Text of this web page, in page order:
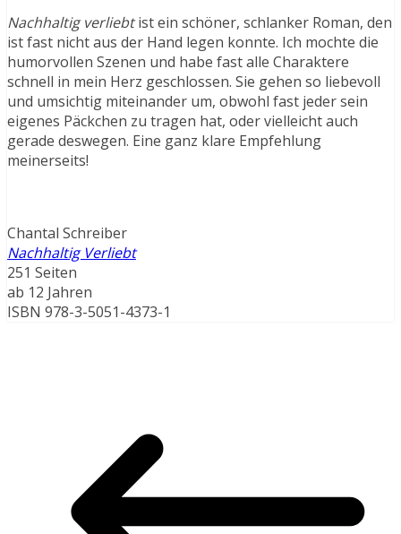
Nachhaltig verliebtist ein schöner, schlanker Roman, den
ist fast nicht aus der Hand legen konnte. Ich mochte die
humorvollen Szenen und habe fast alle Charaktere
schnell in mein Herz geschlossen. Sie gehen so liebevoll
und umsichtig miteinander um, obwohl fast jeder sein
eigenes Päckchen zu tragen hat, oder vielleicht auch
gerade deswegen. Eine ganz klare Empfehlung
meinerseits!
Chantal Schreiber
Nachhaltig Verliebt
251 Seiten
ab 12 Jahren
ISBN 978-3-5051-4373-1